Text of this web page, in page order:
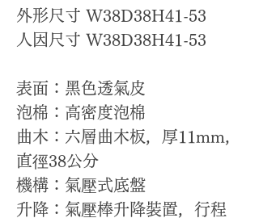
外形尺寸 W38D38H41-53
人因尺寸 W38D38H41-53
表面：黑色透氣皮
泡棉：高密度泡棉
曲木：六層曲木板，厚11mm，
直徑38公分
機構：氣壓式底盤
升降：氣壓棒升降裝置，行程